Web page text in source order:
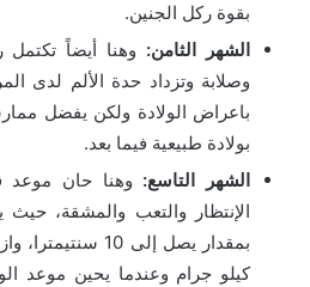
بقوة ركل الجنين.
الشهر الثامن: وهنا أيضاً
وصلابة وتزداد حدة الألم لدى
باعراض الولادة ولكن يفضل
بولادة طبيعية فيما بعد.
الشهر التاسع: وهنا حان موعد
الإنتظار والتعب والمشقة،
كيلو جرام وعندما يحين موعد